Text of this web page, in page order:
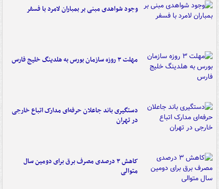
وجود شواهدی مبنی بر بمباران لامرد با فسفر
مهلت ۳ روزه سازمان بورس به هلدینگ خلیج فارس
دستگیری باند جاعلان حرفه‌ای مدارک اتباع خارجی
در تهران
کاهش ۳ درصدی مصرف برق برای دومین سال
متوالی